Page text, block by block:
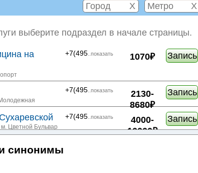
X X
выберите подраздел в начале страницы.
Запись
1070₽
+7(495 ..показать
на
Запись
2130-
8680₽
+7(495 ..показать
Запись
4000-
10000₽
+7(495 ..показать
м. Цветной Бульвар
48/50
синонимы